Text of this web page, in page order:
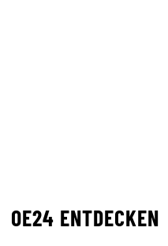
OE24 ENTDECKEN